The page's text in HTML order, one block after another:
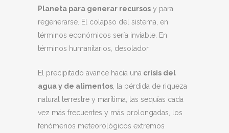
Planeta para generar recursos y para
regenerarse. El colapso del sistema, en
términos económicos sería inviable. En
términos humanitarios, desolador.
El precipitado avance hacia una crisis del
agua y de alimentos , la pérdida de riqueza
natural terrestre y marítima, las sequías cada
vez más frecuentes y más prolongadas, los
fenómenos meteorológicos extremos